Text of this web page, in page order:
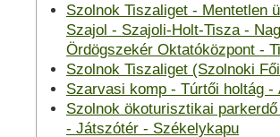
Szolnok Tiszaliget - Mentetlen
Szajol - Szajoli-Holt-Tisza -
Ördögszekér Oktatóközpont -
Szolnok Tiszaliget (Szolnoki
Szarvasi komp - Túrtői holtág
Szolnok ökoturisztikai
- Játszótér - Székelykapu